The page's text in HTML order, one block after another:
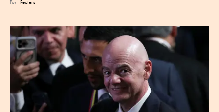
Por Reuters